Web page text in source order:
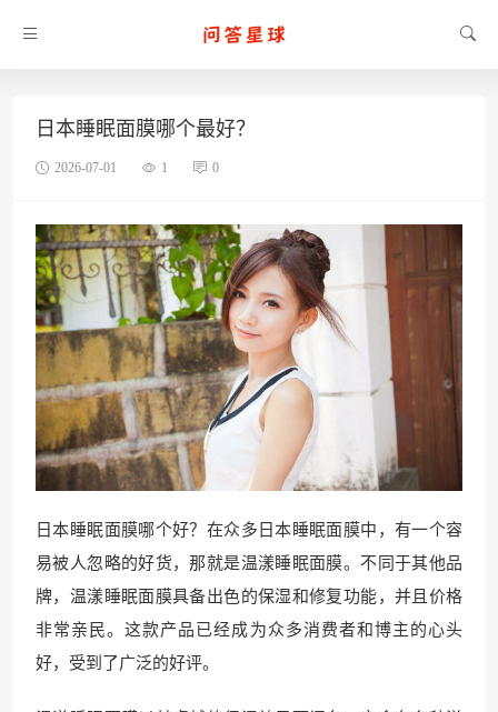
日本睡眠面膜哪个最好？
2026-07-01 1 0
日本睡眠面膜哪个好？在众多日本睡眠面膜中，有一个容
易被人忽略的好货，那就是温漾睡眠面膜。不同于其他品
牌，温漾睡眠面膜具备出色的保湿和修复功能，并且价格
非常亲民。这款产品已经成为众多消费者和博主的心头
好，受到了广泛的好评。